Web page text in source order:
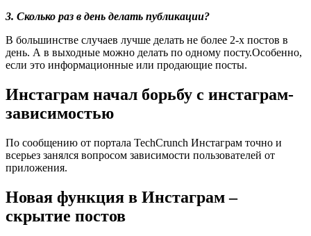
3. Сколько раз в день делать публикации?
В большинстве случаев лучше делать не более 2-х постов в
день. А в выходные можно делать по одному посту.Особенно,
если это информационные или продающие посты.
Инстаграм начал борьбу с инстаграм-
зависимостью
По сообщению от портала TechCrunch Инстаграм точно и
всерьез занялся вопросом зависимости пользователей от
приложения.
Новая функция в Инстаграм –
скрытие постов